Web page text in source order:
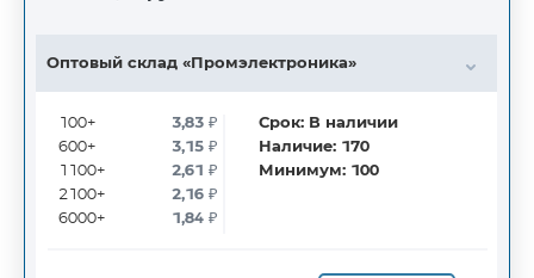
Оптовый склад «Промэлектроника»
100+
600+
1100+
2100+
6000+
3,83₽
3,15₽
2,61₽
2,16₽
1,84₽
Срок: В наличии
Наличие: 170
Минимум: 100